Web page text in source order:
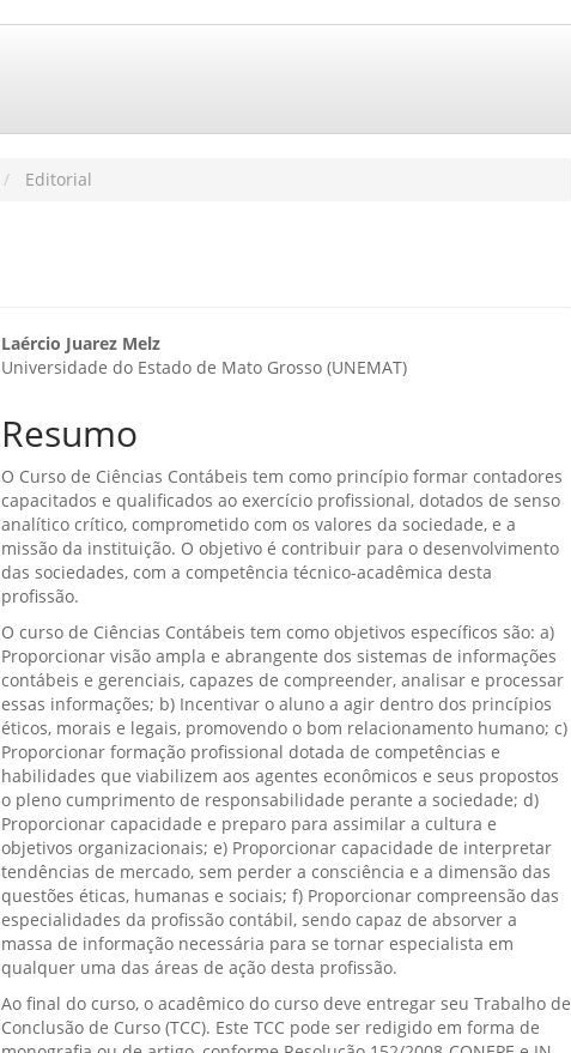
Editorial
Conteúdo
do
artigo
principal
Laércio Juarez Melz
Universidade do Estado de Mato Grosso (UNEMAT)
Resumo
O Curso de Ciências Contábeis tem como princípio formar contadores
capacitados e qualificados ao exercício profissional, dotados de senso
analítico crítico, comprometido com os valores da sociedade, e a
missão da instituição. O objetivo é contribuir para o desenvolvimento
das sociedades, com a competência técnico-acadêmica desta
profissão.
O curso de Ciências Contábeis tem como objetivos específicos são: a)
Proporcionar visão ampla e abrangente dos sistemas de informações
contábeis e gerenciais, capazes de compreender, analisar e processar
essas informações; b) Incentivar o aluno a agir dentro dos princípios
éticos, morais e legais, promovendo o bom relacionamento humano; c)
Proporcionar formação profissional dotada de competências e
habilidades que viabilizem aos agentes econômicos e seus propostos
o pleno cumprimento de responsabilidade perante a sociedade; d)
Proporcionar capacidade e preparo para assimilar a cultura e
objetivos organizacionais; e) Proporcionar capacidade de interpretar
tendências de mercado, sem perder a consciência e a dimensão das
questões éticas, humanas e sociais; f) Proporcionar compreensão das
especialidades da profissão contábil, sendo capaz de absorver a
massa de informação necessária para se tornar especialista em
qualquer uma das áreas de ação desta profissão.
Ao final do curso, o acadêmico do curso deve entregar seu Trabalho de
Conclusão de Curso (TCC). Este TCC pode ser redigido em forma de